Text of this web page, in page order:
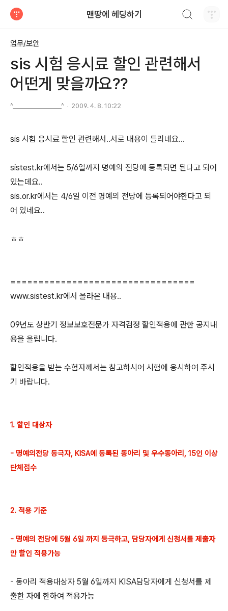
맨땅에 헤딩하기
업무/보안
sis 시험 응시료 할인 관련해서
어떤게 맞을까요??
^________________^ 2009. 4. 8. 10:22
sis 시험 응시료 할인 관련해서..서로 내용이 틀리네요...
sistest.kr에서는 5/6일까지 명예의 전당에 등록되면 된다고 되어
있는데요..
sis.or.kr에서는 4/6일 이전 명예의 전당에 등록되어야한다고 되
어 있네요..
ㅎㅎ
=================================
www.sistest.kr에서 올라온 내용..
09년도 상반기 정보보호전문가 자격검정 할인적용에 관한 공지내
용을 올립니다.
할인적용을 받는 수험자께서는 참고하시어 시험에 응시하여 주시
기 바랍니다.
1. 할인 대상자
- 명예의전당 등극자, KISA에 등록된 동아리 및 우수동아리, 15인 이상
단체접수
2. 적용 기준
- 명예의 전당에 5월 6일 까지 등극하고, 담당자에게 신청서를 제출자
만 할인 적용가능
- 동아리 적용대상자 5월 6일까지 KISA담당자에게 신청서를 제
출한 자에 한하여 적용가능